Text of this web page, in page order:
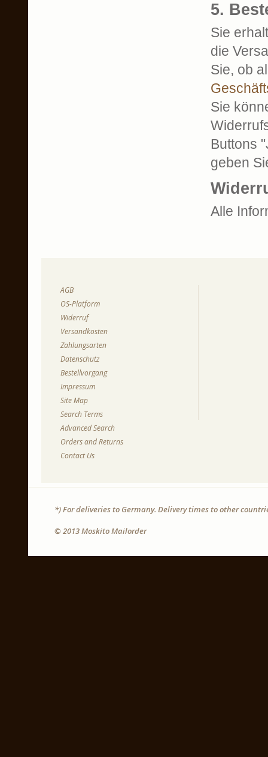
5.
Sie
die
Sie, ob
Sie
Buttons
geben
Alle
AGB
OS-Platform
Widerruf
Versandkosten
Zahlungsarten
Datenschutz
Bestellvorgang
Impressum
Site Map
Search Terms
Advanced Search
Orders and Returns
Contact Us
*) For deliveries to Germany. Delivery times to other
© 2013 Moskito Mailorder